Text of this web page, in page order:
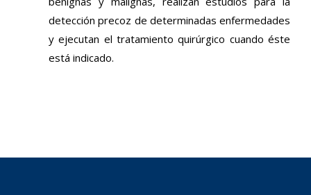
detección precoz de determinadas enfermedades
y ejecutan el tratamiento quirúrgico cuando éste
está indicado.